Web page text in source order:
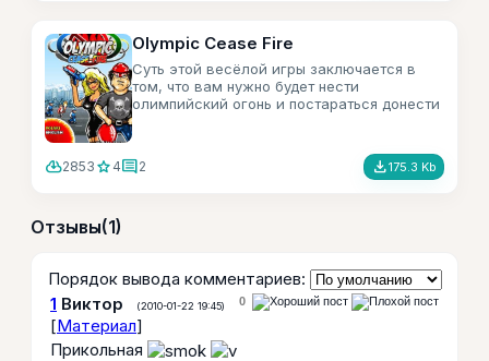
Olympic Cease Fire
Суть этой весёлой игры заключается в
том, что вам нужно будет нести
олимпийский огонь и постараться донести
cloud_download2853 star 4comment2 file_download175.3 Kb
Отзывы(1)
Порядок вывода комментариев:
0
1 Виктор (2010-01-22 19:45)
[Материал]
Прикольная